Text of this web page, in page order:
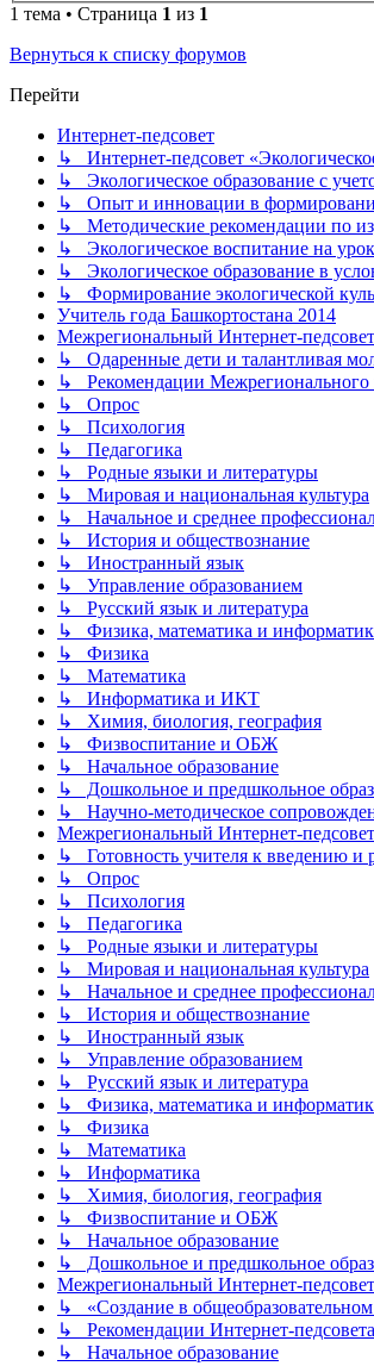
1 тема • Страница 1 из 1
Вернуться к списку форумов
Перейти
Интернет-педсовет
↳ Интернет-педсовет
↳ Экологическое образование с
↳ Опыт и инновации в
↳ Методические рекомендации по
↳ Экологическое воспитание на
↳ Экологическое образование в
↳ Формирование экологической
Учитель года Башкортостана 2014
Межрегиональный Интернет-
↳ Одаренные дети и талантливая
↳ Рекомендации Межрегионального
↳ Опрос
↳ Психология
↳ Педагогика
↳ Родные языки и литературы
↳ Мировая и национальная культура
↳ Начальное и среднее
↳ История и обществознание
↳ Иностранный язык
↳ Управление образованием
↳ Русский язык и литература
↳ Физика, математика и
↳ Физика
↳ Математика
↳ Информатика и ИКТ
↳ Химия, биология, география
↳ Физвоспитание и ОБЖ
↳ Начальное образование
↳ Дошкольное и предшкольное
↳ Научно-методическое
Межрегиональный Интернет-педсовет
↳ Готовность учителя к введению и
↳ Опрос
↳ Психология
↳ Педагогика
↳ Родные языки и литературы
↳ Мировая и национальная культура
↳ Начальное и среднее
↳ История и обществознание
↳ Иностранный язык
↳ Управление образованием
↳ Русский язык и литература
↳ Физика, математика и
↳ Физика
↳ Математика
↳ Информатика
↳ Химия, биология, география
↳ Физвоспитание и ОБЖ
↳ Начальное образование
↳ Дошкольное и предшкольное
Межрегиональный Интернет-педсовет
↳ «Создание в
↳ Рекомендации Интернет-педсовета
↳ Начальное образование